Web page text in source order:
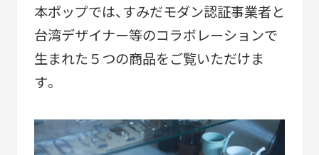
つたえる ブランドコミュニケーション展開
台湾・千葉大学連携
LEARN MORE 「すみだモダン」をもっと知る
本ポップでは、すみだモダン認証事業者と
台湾デザイナー等のコラボレーションで
生まれた５つの商品をご覧いただけま
す。